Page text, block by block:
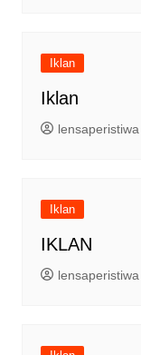
Iklan
Iklan
lensaperistiwa
Iklan
IKLAN
lensaperistiwa